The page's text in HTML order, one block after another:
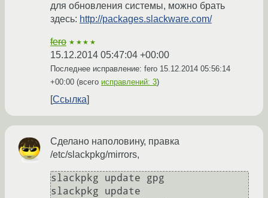
для обновления системы, можно брать
здесь: http://packages.slackware.com/
fero ★★★★
15.12.2014 05:47:04 +00:00
Последнее исправление: fero 15.12.2014 05:56:14
+00:00 (всего исправлений: 3)
Ссылка
Сделано наполовину, правка
/etc/slackpkg/mirrors,
slackpkg update gpg
slackpkg update